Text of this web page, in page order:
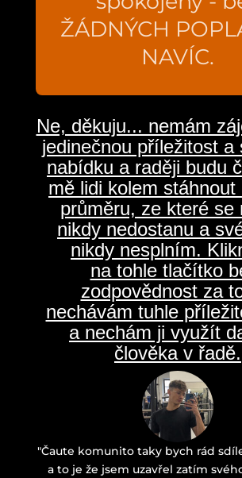
ŽÁDNÝCH
NAVÍC.
Ne, děkuju... nemám
jedinečnou příležitost a
nabídku a raději budu
mě lidi kolem stáhnout
průměru, ze které se
nikdy nedostanu a
nikdy nesplním.
na tohle tlačítko
zodpovědnost za
nechávám tuhle
a nechám ji využít
člověka v řadě.
"Čaute komunito taky bych rád
a to je že jsem uzavřel zatím